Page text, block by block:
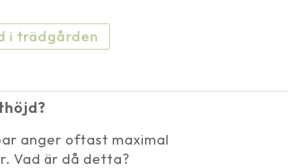
i trädgården
anger oftast maximal
Vad är då detta?